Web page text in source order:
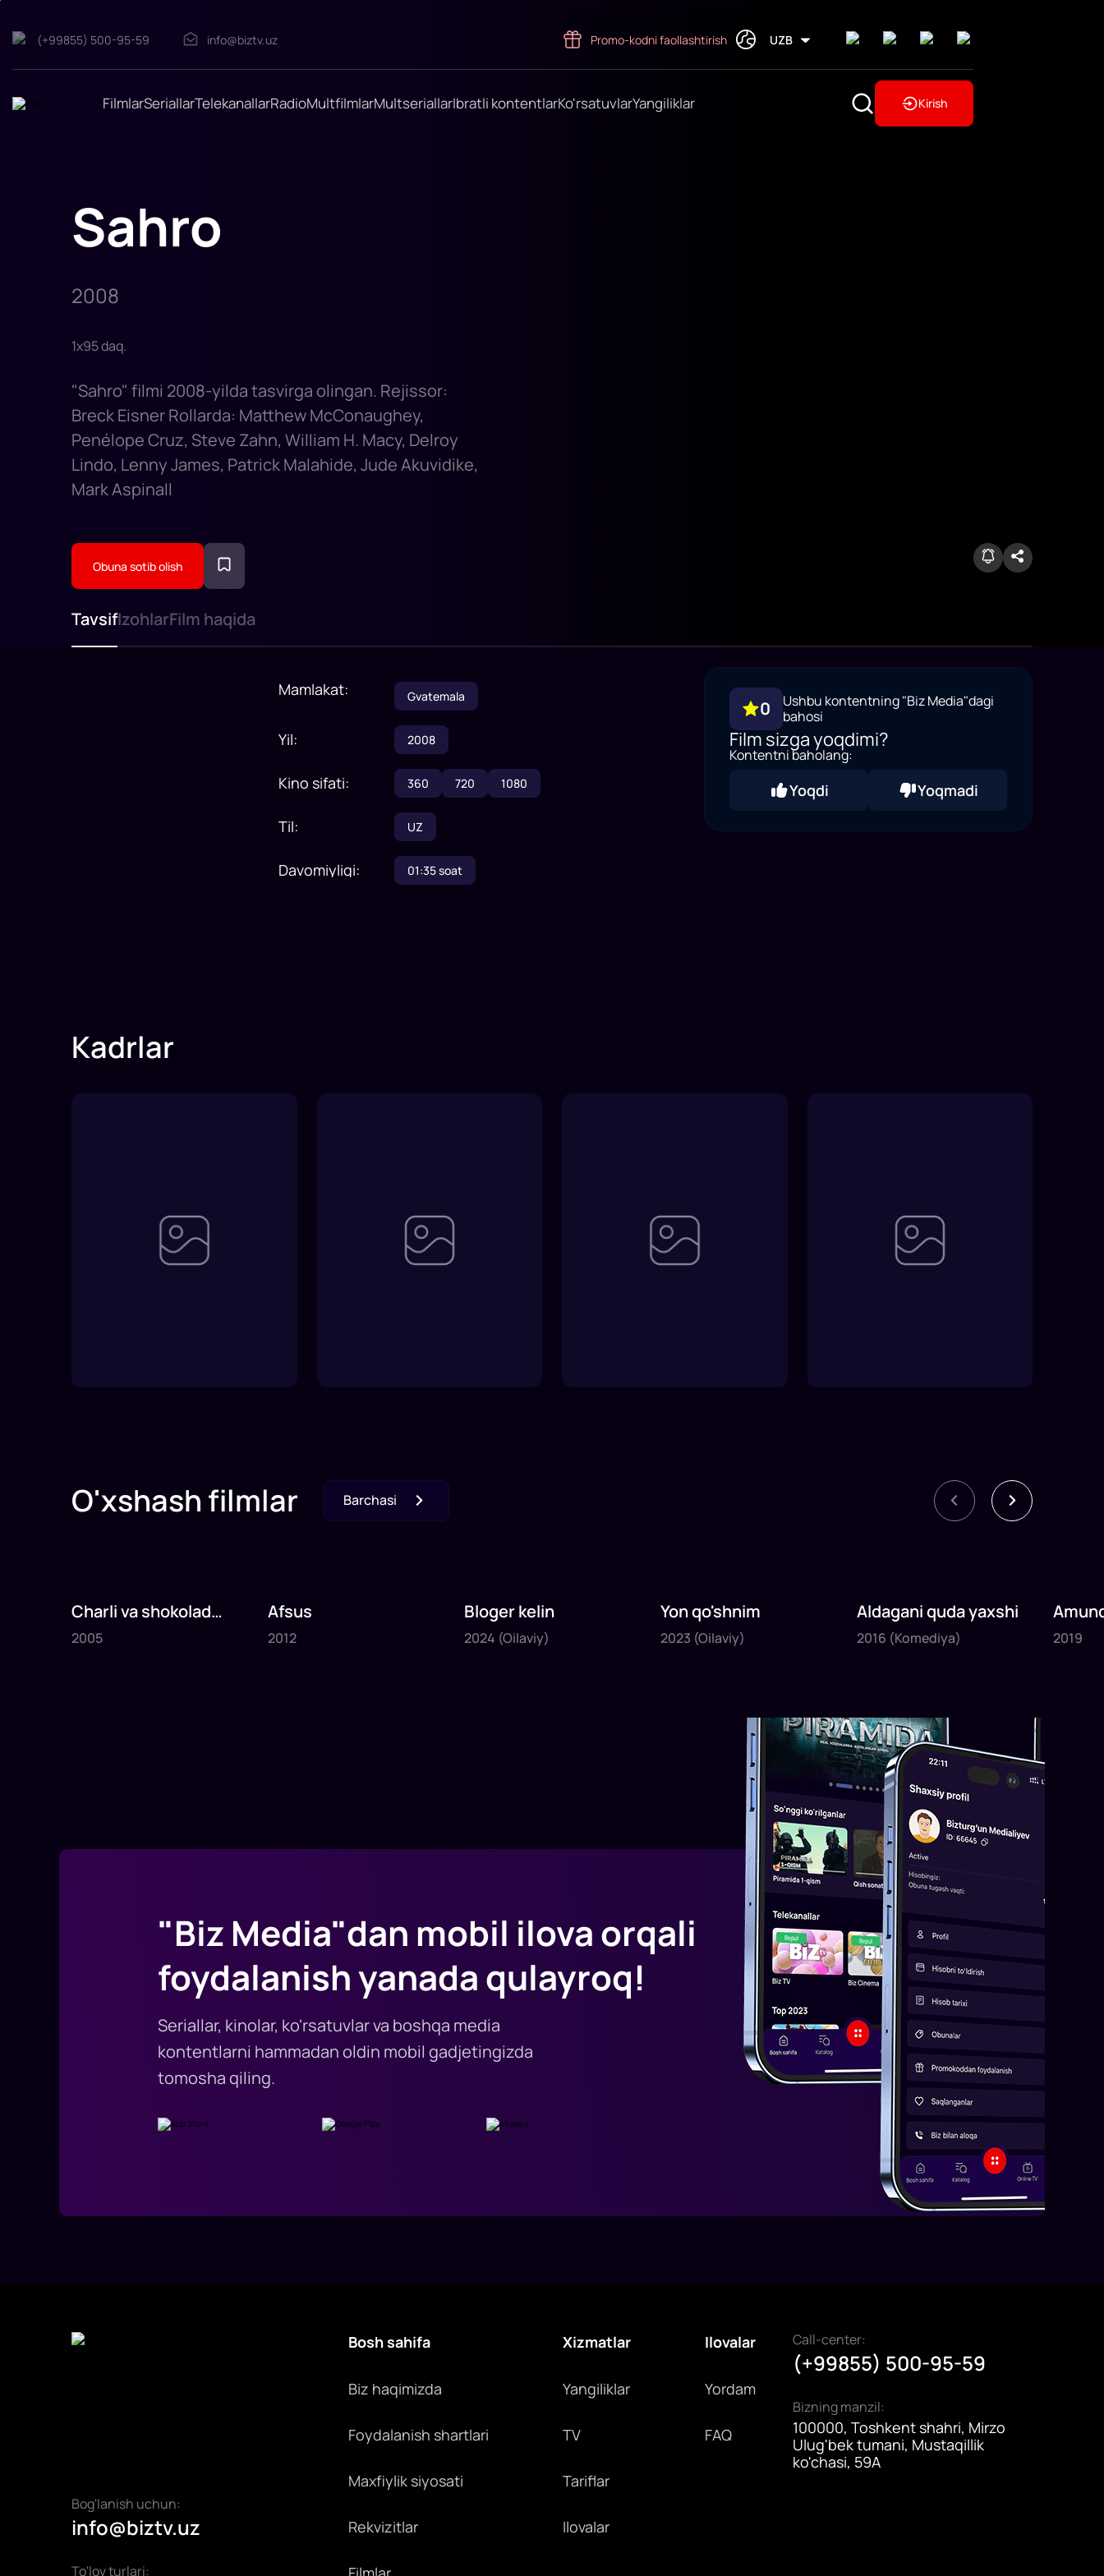
Sahro
"Sahro"
2008-
olingan.
(+99855) 500-95-59 info@biztv.uz Promo-kodni faollashtirish UZB
FilmlarSeriallarTelekanallarRadioMultfilmlarMultseriallarIbratli kontentlarKo'rsatuvlarYangiliklar Kirish
Sahro
2008
1x95daq.
"Sahro" filmi 2008-yilda tasvirga olingan. Rejissor:
Breck Eisner Rollarda: Matthew McConaughey,
Penélope Cruz, Steve Zahn, William H. Macy, Delroy
Lindo, Lenny James, Patrick Malahide, Jude Akuvidike,
Mark Aspinall
Obuna sotib olish
TavsifIzohlarFilm haqida
Mamlakat: Gvatemala
Yil: 2008
Kino sifati: 360 720 1080
Til: UZ
Davomiyligi: 01:35soat
0
Ushbu kontentning "Biz Media"dagi
bahosi
Film sizga yoqdimi?
Kontentni baholang:
Yoqdi Yoqmadi
Kadrlar
O'xshash filmlar Barchasi
2005
1x75
Charli va shokolad
fabrikasi
2005
2012
1x80
Afsus
2012
2024
1x35daq.
Bloger kelin
2024 (Oilaviy)
2023
1x40daq.
Yon qo'shnim
2023 (Oilaviy)
2016
1x82daq.
Aldagani quda yaxshi
2016 (Komediya)
2019
1x120
2019
"Biz Media"dan mobil ilova orqali
foydalanish yanada qulayroq!
Seriallar, kinolar, ko'rsatuvlar va boshqa media
kontentlarni hammadan oldin mobil gadjetingizda
tomosha qiling.
Bog'lanish uchun:
info@biztv.uz
To'lov turlari:
Bosh sahifa
Biz haqimizda
Foydalanish shartlari
Maxfiylik siyosati
Rekvizitlar
Xizmatlar
Yangiliklar
TV
Tariflar
Ilovalar
Ilovalar
Yordam
FAQ
Call-center:
(+99855) 500-95-59
Bizning manzil:
100000, Toshkent shahri, Mirzo
Ulug'bek tumani, Mustaqillik
ko'chasi, 59A